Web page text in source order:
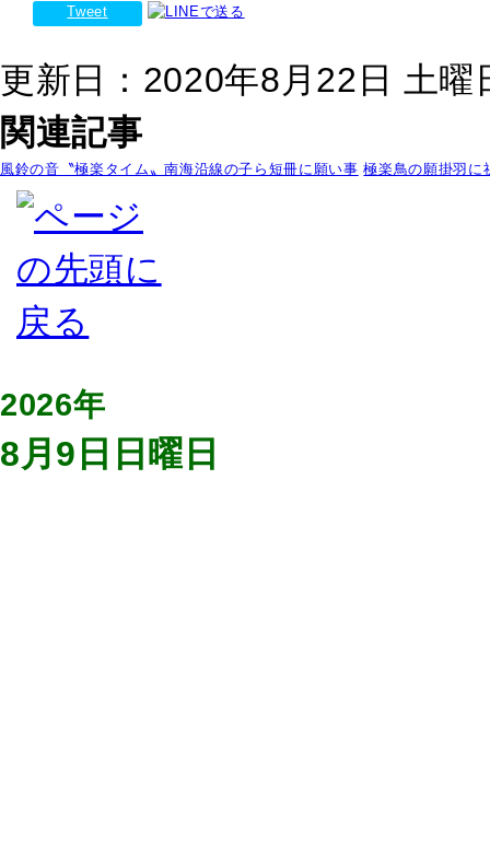
Tweet
更新日：2020年8月22日 土曜
関連記事
風鈴の音〝極楽タイム〟南海沿線の子ら短冊に願い事 極楽鳥の願掛羽
2026年
8月9日日曜日